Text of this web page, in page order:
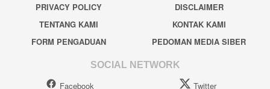
PRIVACY POLICY
DISCLAIMER
TENTANG KAMI
KONTAK KAMI
FORM PENGADUAN
PEDOMAN MEDIA SIBER
SOCIAL NETWORK
Facebook
Twitter